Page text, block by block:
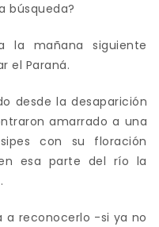
búsqueda?
la mañana siguiente
el Paraná.
desde la desaparición
amarrado a una
con su floración
esa parte del río la
a reconocerlo -si ya no